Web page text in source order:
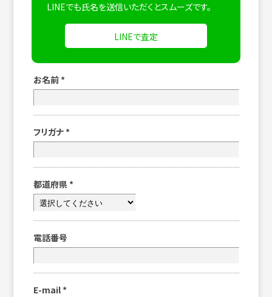
LINEでも氏名を送信いただくとスムーズです。
LINEで査定
お名前 *
フリガナ *
都道府県 *
電話番号
E-mail *